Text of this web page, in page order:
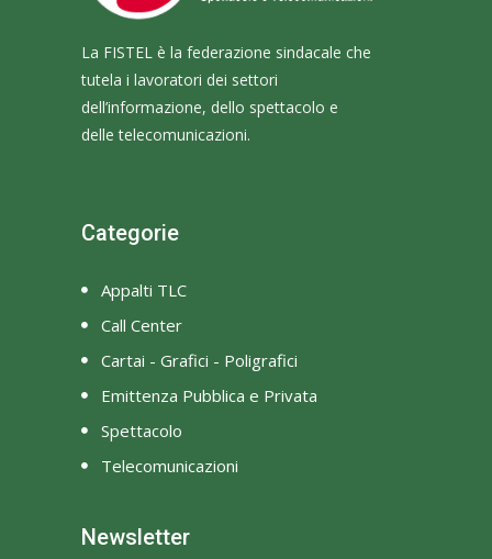
La FISTEL è la federazione sindacale che
tutela i lavoratori dei settori
dell’informazione, dello spettacolo e
delle telecomunicazioni.
Categorie
Appalti TLC
Call Center
Cartai - Grafici - Poligrafici
Emittenza Pubblica e Privata
Spettacolo
Telecomunicazioni
Newsletter